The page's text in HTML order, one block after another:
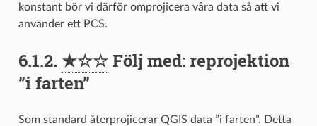
konstant bör vi därför omprojicera våra data så att vi
använder ett PCS.
6.1.2. ★☆☆Följ med: reprojektion
”i farten”
Som standard återprojicerar QGIS data ”i farten”. Detta